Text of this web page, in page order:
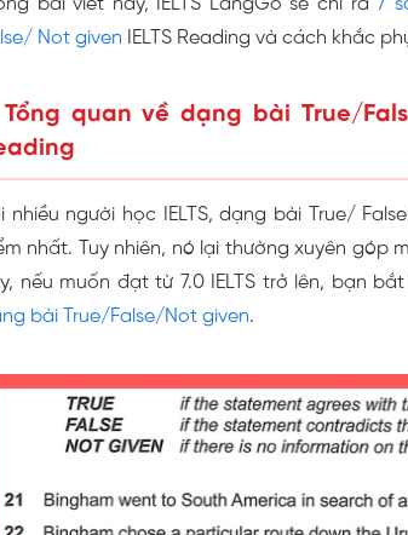
bài viết này, IELTS LangGo sẽ chỉ ra 7
Not given IELTS Reading và cách khắc
Tổng quan về dạng bài True/
nhiều người học IELTS, dạng bài True/
nhất. Tuy nhiên, nó lại thường xuyên góp
nếu muốn đạt từ 7.0 IELTS trở lên, bạn
bài True/False/Not given.